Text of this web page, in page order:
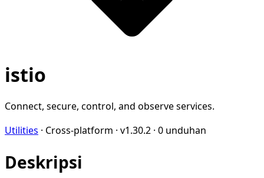
istio
Connect, secure, control, and observe services.
Utilities · Cross-platform · v1.30.2 · 0 unduhan
Deskripsi